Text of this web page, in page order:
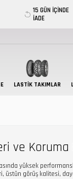
15 GÜN İÇİNDE
İADE
LASTIK TAKIMLAR
ve Koruma
yüksek
üstün görüş kalitesi,